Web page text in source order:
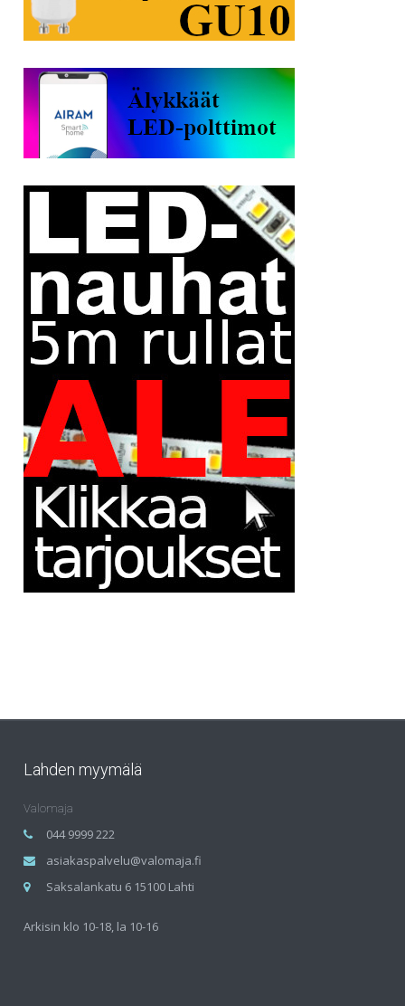
Lahden myymälä
Valomaja
044 9999 222
asiakaspalvelu@valomaja.fi
Saksalankatu 6 15100 Lahti
Arkisin klo 10-18, la 10-16